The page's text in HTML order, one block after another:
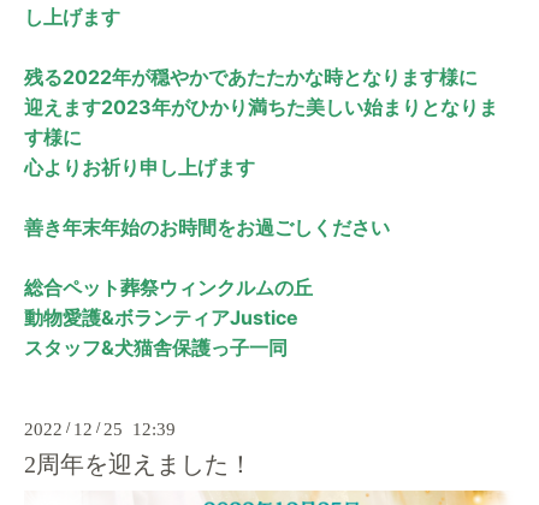
し上げます
残る2022年が穏やかであたたかな時となります様に
迎えます2023年がひかり満ちた美しい始まりとなりま
す様に
心よりお祈り申し上げます
善き年末年始のお時間をお過ごしください
総合ペット葬祭ウィンクルムの丘
動物愛護&ボランティアJustice
スタッフ&犬猫舎保護っ子一同
2022 / 12 / 25 12:39
2周年を迎えました！